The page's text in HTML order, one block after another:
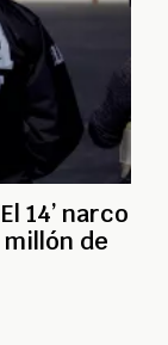
14’ narco
de